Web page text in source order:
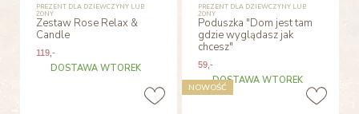
PREZENT DLA DZIEWCZYNY LUB
ŻONY
Zestaw Rose Relax &
Candle
119,-
DOSTAWA WTOREK
PREZENT DLA DZIEWCZYNY LUB
ŻONY
Poduszka "Dom jest tam
gdzie wyglądasz jak
chcesz"
59 ,-
DOSTAWA WTOREK
NOWOŚĆ